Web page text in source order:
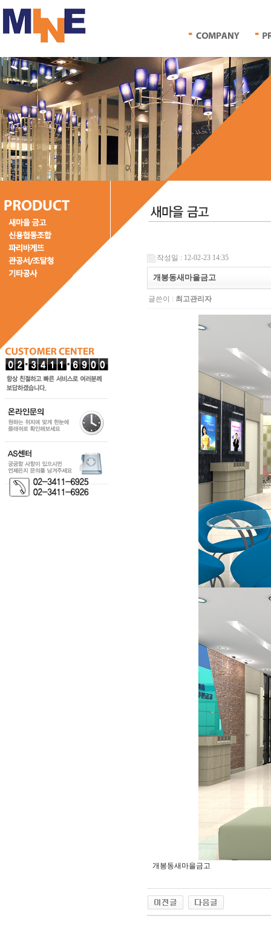
작성일 : 12-02-23 14:35
개봉동새마을금고
글쓴이 : 최고관리자
개봉동새마을금고